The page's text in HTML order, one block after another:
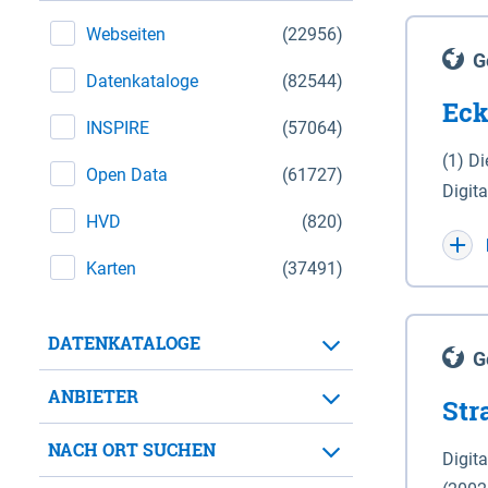
(22956)
Webseiten
(82544)
Datenkataloge
(57064)
INSPIRE
(61727)
Open Data
(820)
HVD
(37491)
Karten
DATENKATALOGE
ANBIETER
NACH ORT SUCHEN
(1)
WGS
für
der in